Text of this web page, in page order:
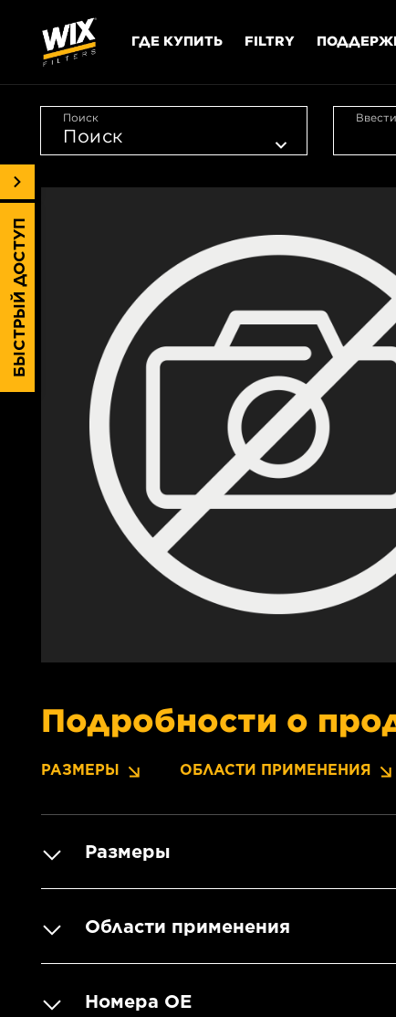
ГДЕ КУПИТЬ FILTRY
Поиск
Подробности о
РАЗМЕРЫ ОБЛАСТИ ПРИМЕНЕНИЯ
Размеры
Области применения
Номера OE
БЫСТРЫЙ ДОСТУП